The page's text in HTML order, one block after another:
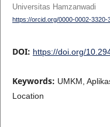
Universitas Hamzanwadi
https://orcid.org/0000-0002-3320-
DOI: https://doi.org/
Keywords: UMKM,
Location